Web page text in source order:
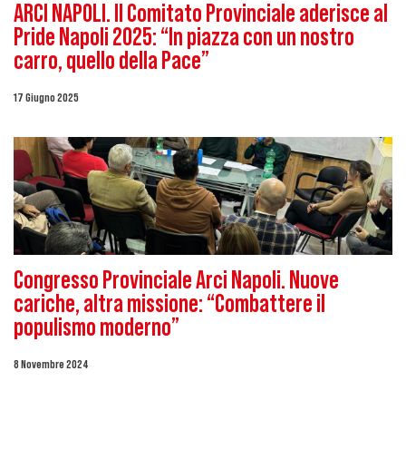
ARCI NAPOLI. Il Comitato Provinciale aderisce al
Pride Napoli 2025: “In piazza con un nostro
carro, quello della Pace”
17 Giugno 2025
Congresso Provinciale Arci Napoli. Nuove
cariche, altra missione: “Combattere il
populismo moderno”
8 Novembre 2024